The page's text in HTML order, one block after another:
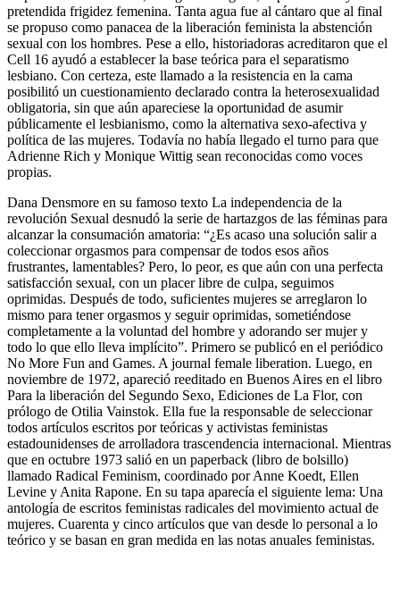
pretendida frigidez femenina. Tanta agua fue al cántaro que al final
se propuso como panacea de la liberación feminista la abstención
sexual con los hombres. Pese a ello, historiadoras acreditaron que el
Cell 16 ayudó a establecer la base teórica para el separatismo
lesbiano. Con certeza, este llamado a la resistencia en la cama
posibilitó un cuestionamiento declarado contra la heterosexualidad
obligatoria, sin que aún apareciese la oportunidad de asumir
públicamente el lesbianismo, como la alternativa sexo-afectiva y
política de las mujeres. Todavía no había llegado el turno para que
Adrienne Rich y Monique Wittig sean reconocidas como voces
propias.
Dana Densmore en su famoso texto La independencia de la
revolución Sexual desnudó la serie de hartazgos de las féminas para
alcanzar la consumación amatoria: “¿Es acaso una solución salir a
coleccionar orgasmos para compensar de todos esos años
frustrantes, lamentables? Pero, lo peor, es que aún con una perfecta
satisfacción sexual, con un placer libre de culpa, seguimos
oprimidas. Después de todo, suficientes mujeres se arreglaron lo
mismo para tener orgasmos y seguir oprimidas, sometiéndose
completamente a la voluntad del hombre y adorando ser mujer y
todo lo que ello lleva implícito”. Primero se publicó en el periódico
No More Fun and Games. A journal female liberation. Luego, en
noviembre de 1972, apareció reeditado en Buenos Aires en el libro
Para la liberación del Segundo Sexo, Ediciones de La Flor, con
prólogo de Otilia Vainstok. Ella fue la responsable de seleccionar
todos artículos escritos por teóricas y activistas feministas
estadounidenses de arrolladora trascendencia internacional. Mientras
que en octubre 1973 salió en un paperback (libro de bolsillo)
llamado Radical Feminism, coordinado por Anne Koedt, Ellen
Levine y Anita Rapone. En su tapa aparecía el siguiente lema: Una
antología de escritos feministas radicales del movimiento actual de
mujeres. Cuarenta y cinco artículos que van desde lo personal a lo
teórico y se basan en gran medida en las notas anuales feministas.